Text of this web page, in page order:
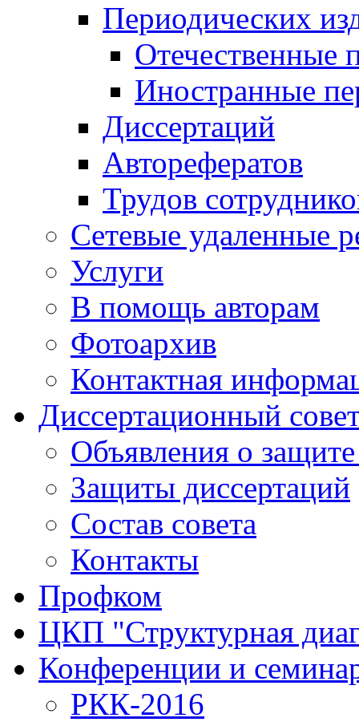
Периодических
Отечественные
Иностранные
Диссертаций
Авторефератов
Трудов
Сетевые удаленные
Услуги
В помощь авторам
Фотоархив
Контактная
Диссертационный
Объявления о
Защиты диссертаций
Состав совета
Контакты
Профком
ЦКП "Структурная
Конференции и
РКК-2016